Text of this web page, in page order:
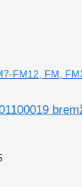
FM12, FM,